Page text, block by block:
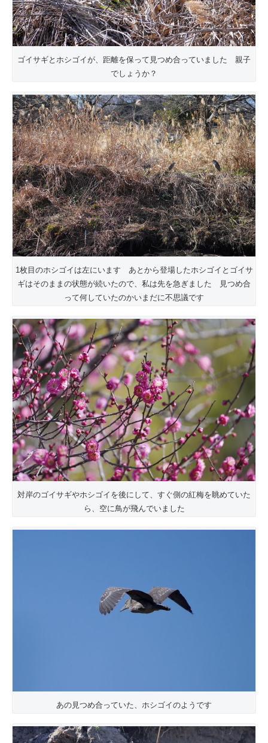
ゴイサギとホシゴイが、距離を保って見つめ合っていました 親子
でしょうか？
1枚目のホシゴイは左にいます あとから登場したホシゴイとゴイサ
ギはそのままの状態が続いたので、私は先を急ぎました 見つめ合
って何していたのかいまだに不思議です
対岸のゴイサギやホシゴイを後にして、すぐ側の紅梅を眺めていた
ら、空に鳥が飛んでいました
あの見つめ合っていた、ホシゴイのようです